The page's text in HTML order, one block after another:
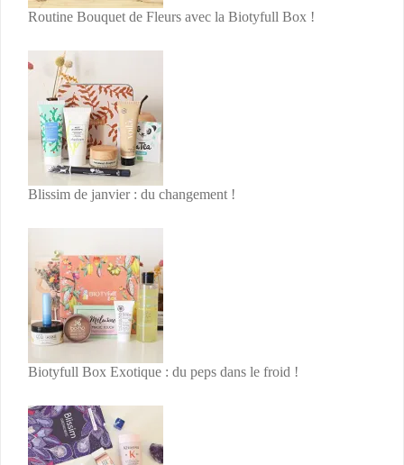
Routine Bouquet de Fleurs avec la Biotyfull Box !
Blissim de janvier : du changement !
Biotyfull Box Exotique : du peps dans le froid !